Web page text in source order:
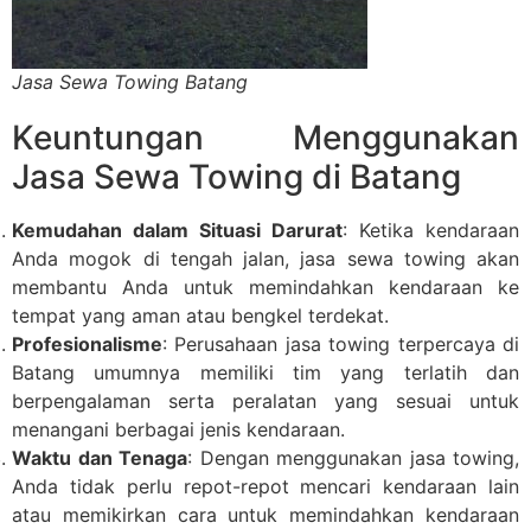
Jasa Sewa Towing Batang
Keuntungan Menggunakan
Jasa Sewa Towing di Batang
Kemudahan dalam Situasi Darurat: Ketika kendaraan
Anda mogok di tengah jalan, jasa sewa towing akan
membantu Anda untuk memindahkan kendaraan ke
tempat yang aman atau bengkel terdekat.
Profesionalisme: Perusahaan jasa towing terpercaya di
Batang umumnya memiliki tim yang terlatih dan
berpengalaman serta peralatan yang sesuai untuk
menangani berbagai jenis kendaraan.
Waktu dan Tenaga: Dengan menggunakan jasa towing,
Anda tidak perlu repot-repot mencari kendaraan lain
atau memikirkan cara untuk memindahkan kendaraan